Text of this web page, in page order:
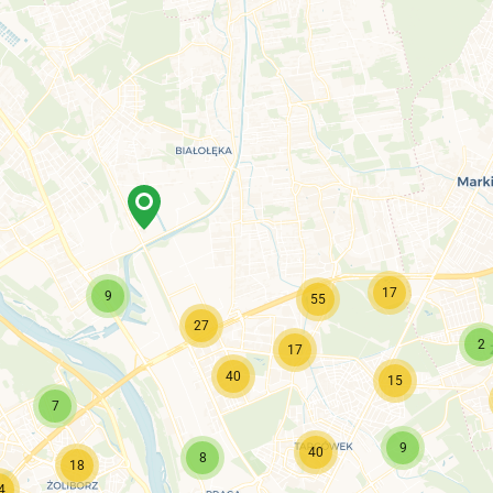
9
18
7
17
15
9
2
8 40
40
27
55 17